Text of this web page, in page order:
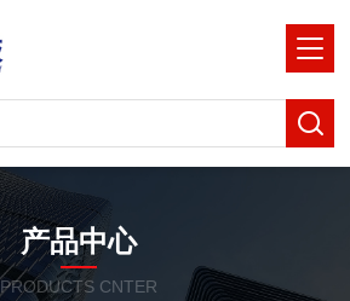
产品中心
PRODUCTS CNTER